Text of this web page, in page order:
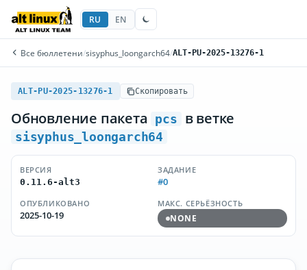
RU EN
Все бюллетени/sisyphus_loongarch64/ALT-PU-2025-13276-1
ALT-PU-2025-13276-1 Скопировать
Обновление пакета pcs в ветке
sisyphus_loongarch64
ВЕРСИЯ
0.11.6-alt3
ЗАДАНИЕ
#0
ОПУБЛИКОВАНО
2025-10-19
МАКС. СЕРЬЁЗНОСТЬ
NONE